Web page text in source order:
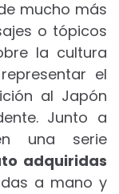
mucho más
o tópicos
la cultura
el
al Japón
Junto a
una serie
adquiridas
a mano y